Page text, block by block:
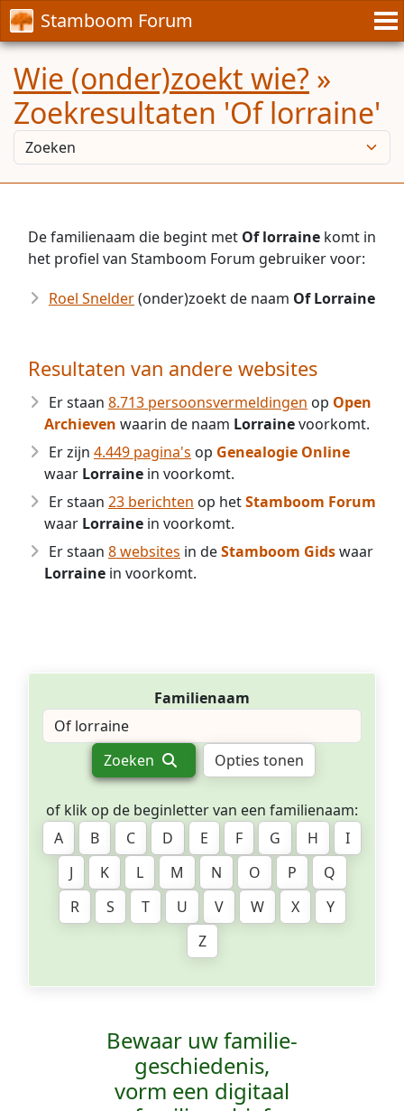
Stamboom Forum
Wie (onder)zoekt wie? »
Zoekresultaten 'Of lorraine'
De familienaam die begint met Of lorraine komt in
het profiel van Stamboom Forum gebruiker voor:
Roel Snelder(onder)zoekt de naam Of Lorraine
Resultaten van andere websites
Er staan 8.713 persoonsvermeldingen op Open
Archieven waarin de naam Lorrainevoorkomt.
Er zijn 4.449 pagina's op Genealogie Online
waar Lorraine in voorkomt.
Er staan 23 berichten op hetStamboom Forum
waar Lorraine in voorkomt.
Er staan 8 websites in deStamboom Gidswaar
Lorraine in voorkomt.
Familienaam
Zoeken Opties tonen
of klik op de beginletter van een familienaam:
A
B C D E F G H
I
J
K L M N O P
Q
R
S T U V W X
Y
Z
Bewaar uw familie­
geschiedenis,
vorm een digitaal